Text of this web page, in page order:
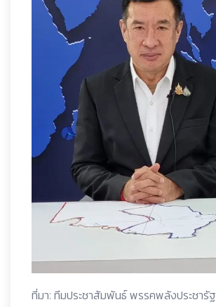
ที่มา: ทีมประชาสัมพันธ์ พรรคพลังประชารัฐ